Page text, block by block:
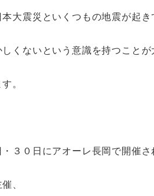
大震災といくつもの地震が起き
くないという意識を持つことが
。
３０日にアオーレ長岡で開催さ
、